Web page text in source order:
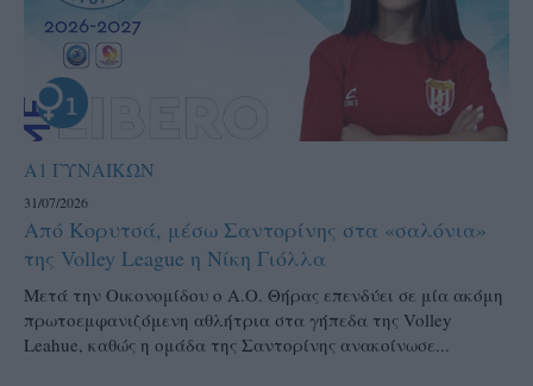
Α1 ΓΥΝΑΙΚΩΝ
31/07/2026
Από Κορυτσά, μέσω Σαντορίνης στα «σαλόνια»
της Volley League η Νίκη Γιόλλα
Μετά την Οικονομίδου ο Α.Ο. Θήρας επενδύει σε μία ακόμη
πρωτοεμφανιζόμενη αθλήτρια στα γήπεδα της Volley
Leahue, καθώς η ομάδα της Σαντορίνης ανακοίνωσε...